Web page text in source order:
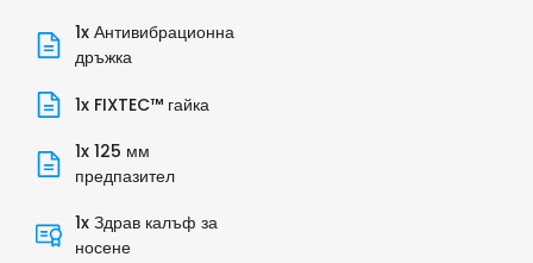
1x Антивибрационна
дръжка
1x FIXTEC™ гайка
1x 125 мм
предпазител
1x Здрав калъф за
носене